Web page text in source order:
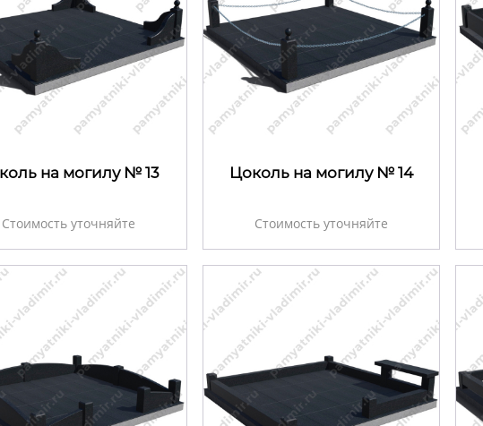
на могилу № 13
Стоимость уточняйте
Цоколь на могилу № 14
Стоимость уточняйте